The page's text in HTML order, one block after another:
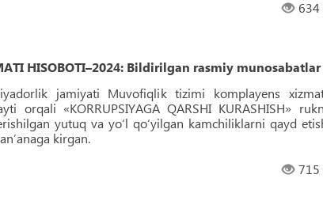
634
HISOBOTI–2024: Bildirilgan rasmiy munosabatlar
jamiyati Muvofiqlik tizimi komplayens
orqali «KORRUPSIYAGA QARSHI KURASHISH»
yutuq va yo‘l qo‘yilgan kamchiliklarni qayd
kirgan.
715